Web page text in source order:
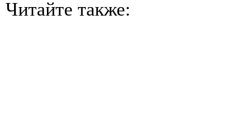
Читайте также: